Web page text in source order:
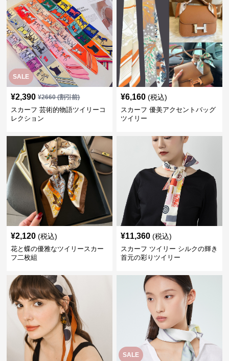
SALE
¥2,390 ¥2660(割引前)
スカーフ 芸術的物語ツイリーコ
レクション
¥6,160 (税込)
スカーフ 優美アクセントバッグ
ツイリー
¥2,120 (税込)
花と蝶の優雅なツイリースカー
フ二枚組
¥11,360 (税込)
スカーフ ツイリー シルクの輝き
首元の彩りツイリー
SALE